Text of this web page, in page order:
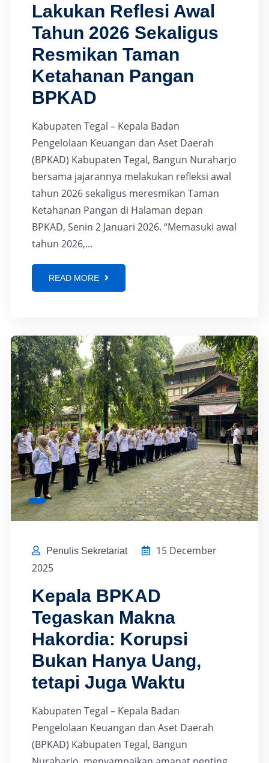
Lakukan Reflesi Awal
Tahun 2026 Sekaligus
Resmikan Taman
Ketahanan Pangan
BPKAD
Kabupaten Tegal – Kepala Badan
Pengelolaan Keuangan dan Aset Daerah
(BPKAD) Kabupaten Tegal, Bangun Nuraharjo
bersama jajarannya melakukan refleksi awal
tahun 2026 sekaligus meresmikan Taman
Ketahanan Pangan di Halaman depan
BPKAD, Senin 2 Januari 2026. “Memasuki awal
tahun 2026,...
READ MORE
Penulis Sekretariat
15 December
2025
Kepala BPKAD
Tegaskan Makna
Hakordia: Korupsi
Bukan Hanya Uang,
tetapi Juga Waktu
Kabupaten Tegal – Kepala Badan
Pengelolaan Keuangan dan Aset Daerah
(BPKAD) Kabupaten Tegal, Bangun